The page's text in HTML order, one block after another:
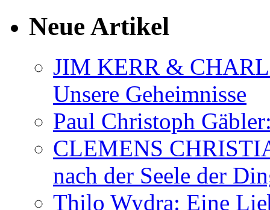
Neue Artikel
JIM KERR &
Unsere Geheimnisse
Paul Christoph
CLEMENS
nach der Seele der
Thilo Wydra: Eine